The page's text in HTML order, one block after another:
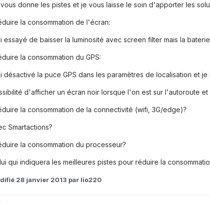
donne les pistes et je vous laisse le soin d'apporter les
la consommation de l'écran:
essayé de baisser la luminosité avec screen filter mais la
la consommation du GPS:
désactivé la puce GPS dans les paramètres de localisation et
d'afficher un écran noir lorsque l'on est sur l'autoroute
la consommation de la connectivité (wifi, 3G/edge)?
Smartactions?
la consommation du processeur?
qui indiquera les meilleures pistes pour réduire la
28 janvier 2013 par lio220